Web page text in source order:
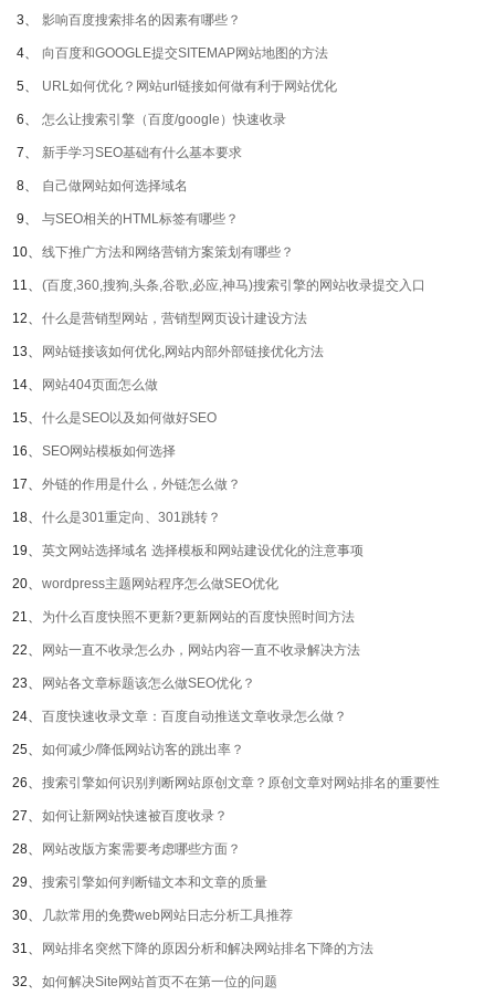
3、 影响百度搜索排名的因素有哪些？
4、 向百度和GOOGLE提交SITEMAP网站地图的方法
5、 URL如何优化？网站url链接如何做有利于网站优化
6、 怎么让搜索引擎（百度/google）快速收录
7、 新手学习SEO基础有什么基本要求
8、 自己做网站如何选择域名
9、 与SEO相关的HTML标签有哪些？
10、 线下推广方法和网络营销方案策划有哪些？
11、 (百度,360,搜狗,头条,谷歌,必应,神马)搜索引擎的网站收录提交入口
12、 什么是营销型网站，营销型网页设计建设方法
13、 网站链接该如何优化,网站内部外部链接优化方法
14、 网站404页面怎么做
15、 什么是SEO以及如何做好SEO
16、 SEO网站模板如何选择
17、 外链的作用是什么，外链怎么做？
18、 什么是301重定向、301跳转？
19、 英文网站选择域名 选择模板和网站建设优化的注意事项
20、 wordpress主题网站程序怎么做SEO优化
21、 为什么百度快照不更新?更新网站的百度快照时间方法
22、 网站一直不收录怎么办，网站内容一直不收录解决方法
23、 网站各文章标题该怎么做SEO优化？
24、 百度快速收录文章：百度自动推送文章收录怎么做？
25、 如何减少/降低网站访客的跳出率？
26、 搜索引擎如何识别判断网站原创文章？原创文章对网站排名的重要性
27、 如何让新网站快速被百度收录？
28、 网站改版方案需要考虑哪些方面？
29、 搜索引擎如何判断锚文本和文章的质量
30、 几款常用的免费web网站日志分析工具推荐
31、 网站排名突然下降的原因分析和解决网站排名下降的方法
32、 如何解决Site网站首页不在第一位的问题